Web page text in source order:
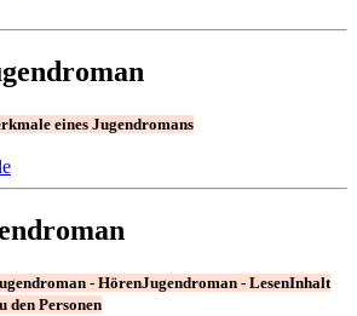
eines Jugendromans
- HörenJugendroman - LesenInhalt
den Personen